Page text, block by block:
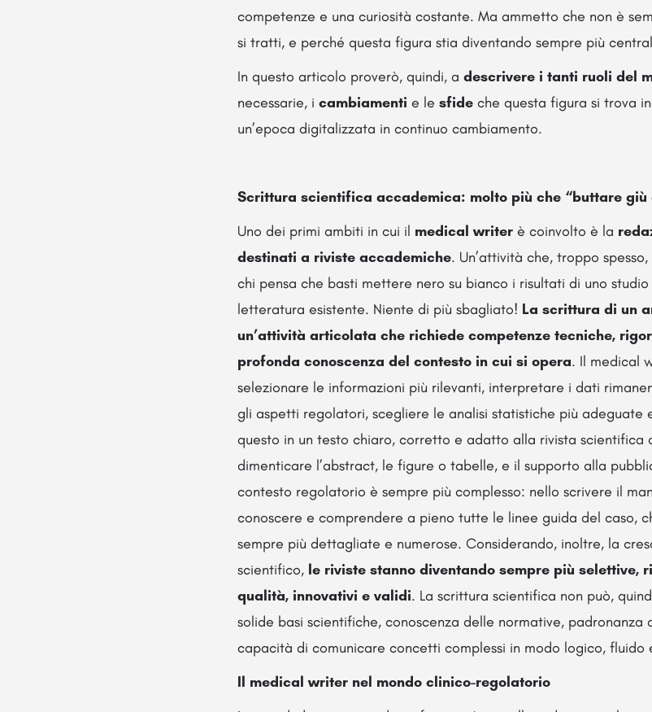
competenze e una curiosità costante. Ma ammetto che non è
si tratti, e perché questa figura stia diventando sempre più
In questo articolo proverò, quindi, a descrivere i tanti ruoli del
necessarie, i cambiamenti e le sfide che questa figura si trova
un’epoca digitalizzata in continuo cambiamento.
Scrittura scientifica accademica: molto più che “buttare giù
Uno dei primi ambiti in cui il medical writer è coinvolto è la
destinati a riviste accademiche. Un’attività che, troppo
chi pensa che basti mettere nero su bianco i risultati di uno
letteratura esistente. Niente di più sbagliato! La scrittura di un
un’attività articolata che richiede competenze tecniche,
profonda conoscenza del contesto in cui si opera. Il medical
selezionare le informazioni più rilevanti, interpretare i dati
gli aspetti regolatori, scegliere le analisi statistiche più
questo in un testo chiaro, corretto e adatto alla rivista scientifica
dimenticare l’abstract, le figure o tabelle, e il supporto alla
contesto regolatorio è sempre più complesso: nello scrivere il
conoscere e comprendere a pieno tutte le linee guida del caso,
sempre più dettagliate e numerose. Considerando, inoltre, la
scientifico, le riviste stanno diventando sempre più selettive,
qualità, innovativi e validi. La scrittura scientifica non può,
solide basi scientifiche, conoscenza delle normative,
capacità di comunicare concetti complessi in modo logico, fluido
Il medical writer nel mondo clinico-regolatorio